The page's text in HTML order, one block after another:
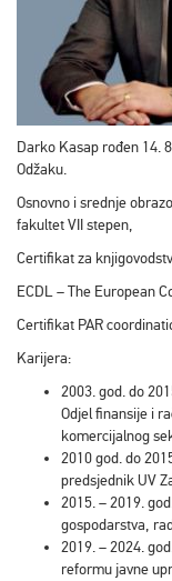
Darko Kasap rođen 14.
Odžaku.
Osnovno i srednje
fakultet VII stepen,
Certifikat za
ECDL – The European
Certifikat PAR
Karijera:
2003. god. do
Odjel finansije i
komercijalnog
2010 god. do
predsjednik UV
2015. – 2019.
gospodarstva,
2019. – 2024.
reformu javne